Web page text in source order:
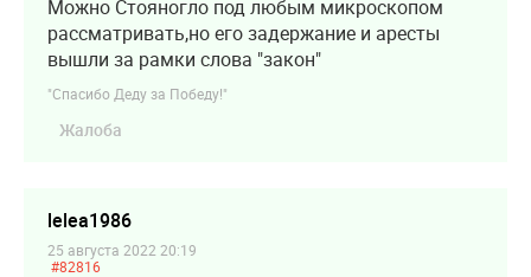
Можно Стояногло под любым микроскопом
рассматривать,но его задержание и аресты
вышли за рамки слова "закон"
"Спасибо Деду за Победу!"
Жалоба
lelea1986
25 августа 2022 20:19
#82816